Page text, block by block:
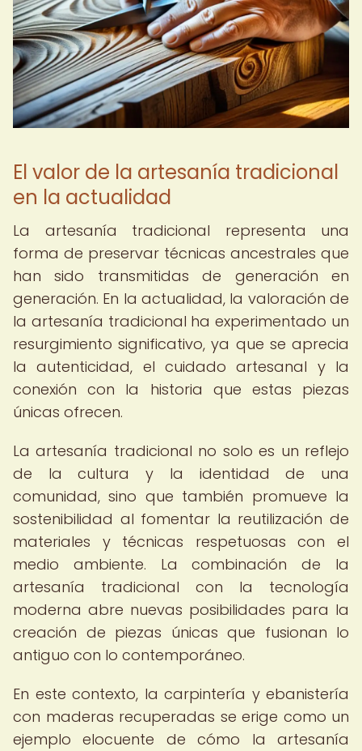
El valor de la artesanía tradicional
en la actualidad
La artesanía tradicional representa una
forma de preservar técnicas ancestrales que
han sido transmitidas de generación en
generación. En la actualidad, la valoración de
la artesanía tradicional ha experimentado un
resurgimiento significativo, ya que se aprecia
la autenticidad, el cuidado artesanal y la
conexión con la historia que estas piezas
únicas ofrecen.
La artesanía tradicional no solo es un reflejo
de la cultura y la identidad de una
comunidad, sino que también promueve la
sostenibilidad al fomentar la reutilización de
materiales y técnicas respetuosas con el
medio ambiente. La combinación de la
artesanía tradicional con la tecnología
moderna abre nuevas posibilidades para la
creación de piezas únicas que fusionan lo
antiguo con lo contemporáneo.
En este contexto, la carpintería y ebanistería
con maderas recuperadas se erige como un
ejemplo elocuente de cómo la artesanía